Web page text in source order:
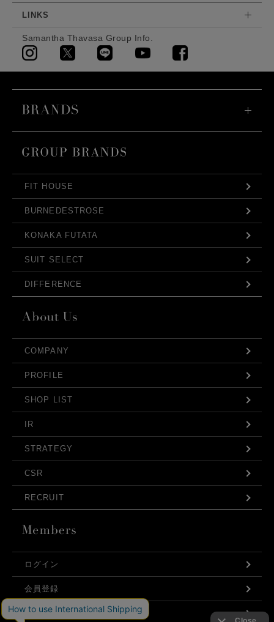
LINKS
Samantha Thavasa Group Info.
FIT HOUSE
BURNEDESTROSE
KONAKA FUTATA
SUIT SELECT
DIFFERENCE
COMPANY
PROFILE
SHOP LIST
IR
STRATEGY
CSR
RECRUIT
ログイン
会員登録
利用規約